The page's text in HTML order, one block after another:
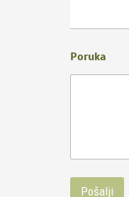
Poruka
Pošalji